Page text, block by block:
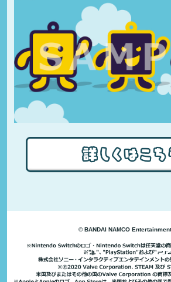
© BANDAI NAMCO